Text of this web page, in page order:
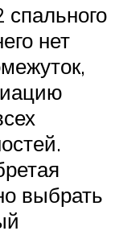
спального
нет
выбрать